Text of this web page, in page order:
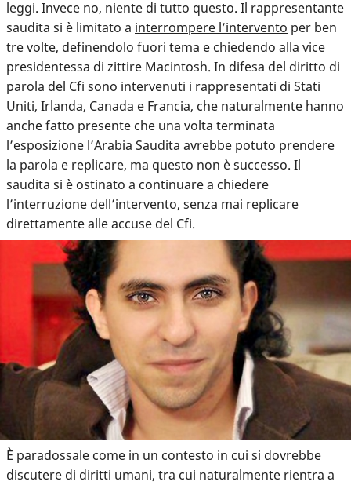
leggi. Invece no, niente di tutto questo. Il rappresentante
saudita si è limitato a interrompere l’intervento per ben
tre volte, definendolo fuori tema e chiedendo alla vice
presidentessa di zittire Macintosh. In difesa del diritto di
parola del Cfi sono intervenuti i rappresentati di Stati
Uniti, Irlanda, Canada e Francia, che naturalmente hanno
anche fatto presente che una volta terminata
l’esposizione l’Arabia Saudita avrebbe potuto prendere
la parola e replicare, ma questo non è successo. Il
saudita si è ostinato a continuare a chiedere
l’interruzione dell’intervento, senza mai replicare
direttamente alle accuse del Cfi.
È paradossale come in un contesto in cui si dovrebbe
discutere di diritti umani, tra cui naturalmente rientra a